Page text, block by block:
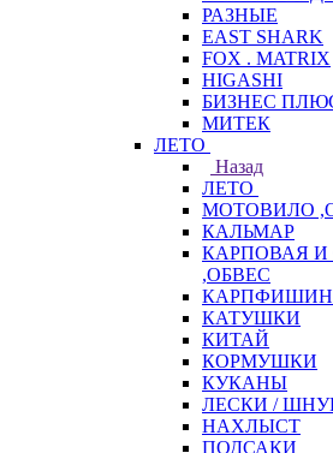
РАЗНЫЕ
EAST SHARK
FOX . MATRIX
HIGASHI
БИЗНЕС
МИТЕК
ЛЕТО
Назад
ЛЕТО
МОТОВИЛО
КАЛЬМАР
КАРПОВАЯ И
,ОБВЕС
КАТУШКИ
КИТАЙ
КОРМУШКИ
КУКАНЫ
ЛЕСКИ /
НАХЛЫСТ
ПОДСАКИ